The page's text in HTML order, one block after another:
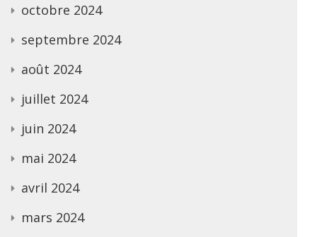
octobre 2024
septembre 2024
août 2024
juillet 2024
juin 2024
mai 2024
avril 2024
mars 2024